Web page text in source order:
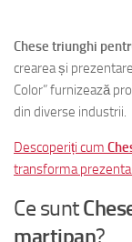
Chese triunghi
crearea și
Color” furnizează
din diverse industrii.
Descoperiți cum
transforma
Ce sunt
martipan?